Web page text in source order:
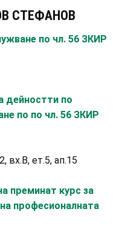
СТЕФАНОВ
по чл. 56 ЗКИР
дейностти по
по по чл. 56 ЗКИР
вх.В, ет.5, ап.15
преминат курс за
професионалната